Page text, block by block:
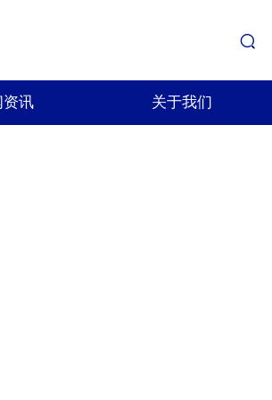
资讯 关于我们